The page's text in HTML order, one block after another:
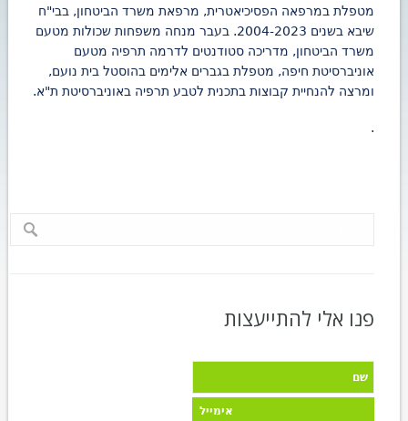
מטפלת במרפאה הפסיכיאטרית, מרפאת משרד הביטחון, בבי"ח
שיבא בשנים 2004-2023. בעבר מנחה משפחות שכולות מטעם
משרד הביטחון, מדריכה סטודנטים לדרמה תרפיה מטעם
אוניברסיטת חיפה, מטפלת בגברים אלימים בהוסטל בית נועם,
ומרצה להנחיית קבוצות בתכנית לטבע תרפיה באוניברסיטת ת"א.
.
פנו אלי להתייעצות